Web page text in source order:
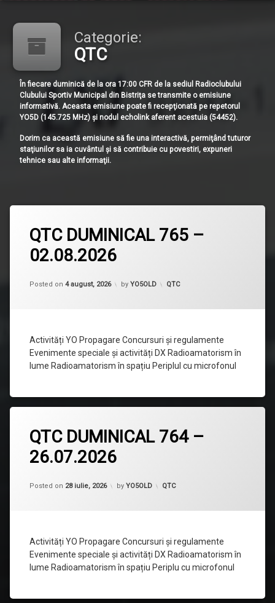
Categorie:
QTC
În fiecare duminică de la ora 17:00 CFR de la sediul Radioclubului
Clubului Sportiv Municipal din Bistriţa se transmite o emisiune
informativă. Aceasta emisiune poate fi recepţionată pe repetorul
YO5D (145.725 MHz) şi nodul echolink aferent acestuia (54452).
Dorim ca această emisiune să fie una interactivă, permiţând tuturor
staţiunilor sa ia cuvântul şi să contribuie cu povestiri, expuneri
tehnice sau alte informaţii.
QTC DUMINICAL 765 –
02.08.2026
Posted on 4 august, 2026 by YO5OLD Categorii:
QTC
Activități YO Propagare Concursuri și regulamente
Evenimente speciale și activități DX Radioamatorism în
lume Radioamatorism în spațiu Periplul cu microfonul
un
comentariu
la
QTC
765
QTC DUMINICAL 764 –
26.07.2026
Posted on 28 iulie, 2026 by YO5OLD Categorii:
QTC
Activități YO Propagare Concursuri și regulamente
Evenimente speciale și activități DX Radioamatorism în
lume Radioamatorism în spațiu Periplu cu microfonul
un
comentariu
la
QTC
764